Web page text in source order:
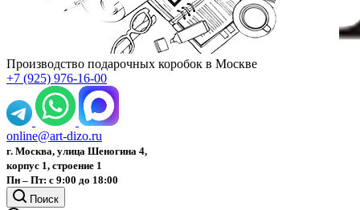
Производство подарочных коробок в Москве
+7 (925) 976-16-00
online@art-dizo.ru
г. Москва, улица Шеногина 4,
корпус 1, строение 1
Пн – Пт: с 9:00 до 18:00
Поиск